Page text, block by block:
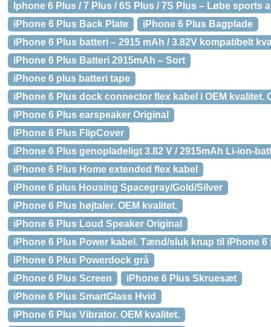
Iphone 6 Plus / 7 Plus / 6S Plus / 7S Plus – Løbe sports
iPhone 6 Plus Back Plate
iPhone 6 Plus Bagplade
iPhone 6 Plus batteri – 2915 mAh / 3.82V kompatibelt
iPhone 6 Plus Batteri 2915mAh – Sort
iPhone 6 plus batteri tape
iPhone 6 Plus dock connector flex kabel i OEM kvalitet.
iPhone 6 Plus earspeaker Original
iPhone 6 Plus FlipCover
iPhone 6 Plus genopladeligt 3.82 V / 2915mAh Li-ion-
iPhone 6 Plus Home extended flex kabel
iPhone 6 plus Housing Spacegray/Gold/Silver
iPhone 6 Plus højtaler. OEM kvalitet.
iPhone 6 Plus Loud Speaker Original
iPhone 6 Plus Power kabel. Tænd/sluk knap til iPhone 6
iPhone 6 Plus Powerdock grå
iPhone 6 Plus Screen
iPhone 6 Plus Skruesæt
iPhone 6 Plus SmartGlass Hvid
iPhone 6 Plus Vibrator. OEM kvalitet.